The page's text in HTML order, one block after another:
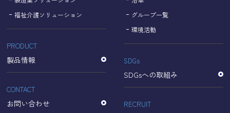
個人情報に関するお問い合わせ窓口
名古屋理研電具株式会社
TEL：052-833-1248
福祉介護ソリューション
PRODUCT
製品情報
CONTACT
お問い合わせ
グループ一覧
環境活動
SDGs
SDGsへの取組み
RECRUIT